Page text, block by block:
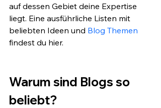
auf dessen Gebiet deine Expertise
liegt. Eine ausführliche Listen mit
beliebten Ideen und Blog Themen
findest du hier.
Warum sind Blogs so
beliebt?